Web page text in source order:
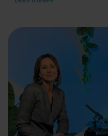
steeds een streepje voor
verandering in? En
stijgende
Lees meer over